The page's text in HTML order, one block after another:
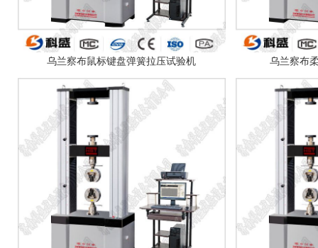
乌兰察布鼠标键盘弹簧拉压试验机 乌兰察布